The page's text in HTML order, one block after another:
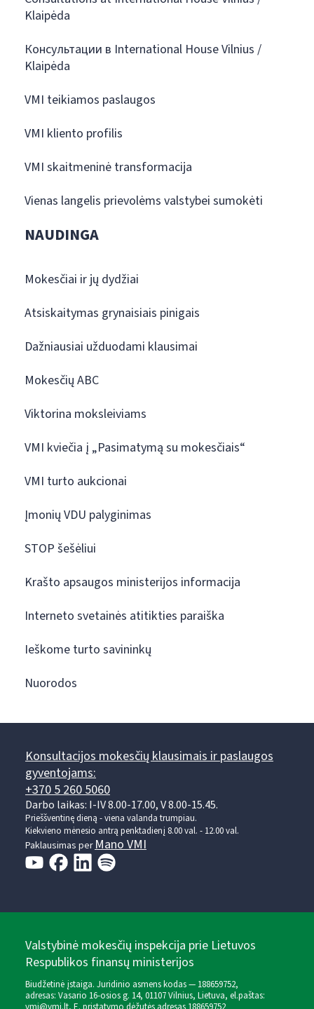
Klaipėda
Консультации в International House Vilnius /
Klaipėda
VMI teikiamos paslaugos
VMI kliento profilis
VMI skaitmeninė transformacija
Vienas langelis prievolėms valstybei sumokėti
NAUDINGA
Mokesčiai ir jų dydžiai
Atsiskaitymas grynaisiais pinigais
Dažniausiai užduodami klausimai
Mokesčių ABC
Viktorina moksleiviams
VMI kviečia į „Pasimatymą su mokesčiais“
VMI turto aukcionai
Įmonių VDU palyginimas
STOP šešėliui
Krašto apsaugos ministerijos informacija
Interneto svetainės atitikties paraiška
Ieškome turto savininkų
Nuorodos
Konsultacijos mokesčių klausimais ir paslaugos
gyventojams:
+370 5 260 5060
Darbo laikas: I-IV 8.00-17.00, V 8.00-15.45.
Prieššventinę dieną - viena valanda trumpiau.
Kiekvieno mėnesio antrą penktadienį 8.00 val. - 12.00 val.
Paklausimas perMano VMI
Valstybinė mokesčių inspekcija prie Lietuvos
Respublikos finansų ministerijos
Biudžetinė įstaiga. Juridinio asmens kodas — 188659752,
adresas: Vasario 16-osios g. 14, 01107 Vilnius, Lietuva, el.paštas: